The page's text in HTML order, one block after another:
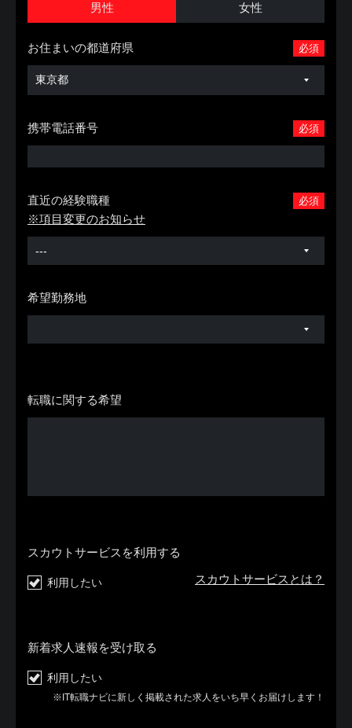
男性 女性
必須
お住まいの都道府県
必須
携帯電話番号
必須
直近の経験職種
※項目変更のお知らせ
希望勤務地
転職に関する希望
スカウトサービスを利用する
利用したい スカウトサービスとは？
新着求人速報を受け取る
利用したい
※IT転職ナビに新しく掲載された求人をいち早くお届けします！